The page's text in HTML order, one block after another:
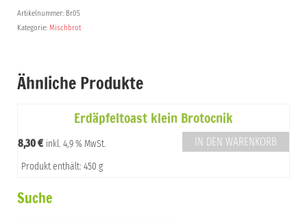
Artikelnummer: Br05
Kategorie: Mischbrot
Ähnliche Produkte
Erdäpfeltoast klein Brotocnik
8,30€ inkl. 4,9 % MwSt.
Produkt enthält: 450 g
IN DEN WARENKORB
Suche